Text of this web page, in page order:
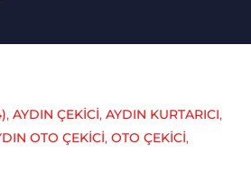
, AYDIN ÇEKICI, AYDIN KURTARICI,
OTO ÇEKICI, OTO ÇEKICI,